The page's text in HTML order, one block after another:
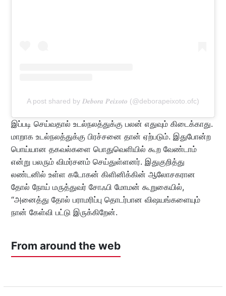
A post shared by 𝑫𝒆𝒃𝒐𝒓𝒂 𝑷𝒆𝒊𝒙𝒐𝒕𝒐 (@deborapeixoto.ofc)
இப்படி செய்வதால் உடல்நலத்துக்கு பலன் எதுவும் கிடைக்காது.
மாறாக உடல்நலத்துக்கு பிரச்சனை தான் ஏற்படும். இதுபோன்ற
பொய்யான தகவல்களை பொதுவெளியில் கூற வேண்டாம்
என்று பலரும் விமர்சனம் செய்துள்ளனர். இதுகுறித்து
லண்டனில் உள்ள கடோகன் கிளினிக்கின் ஆலோசகரான
தோல் நோய் மருத்துவர் சோஃபி மோமன் கூறுகையில்,
“அனைத்து தோல் பராமரிப்பு தொடர்பான விஷயங்களையும்
நான் கேள்வி பட்டு இருக்கிறேன்.
From around the web